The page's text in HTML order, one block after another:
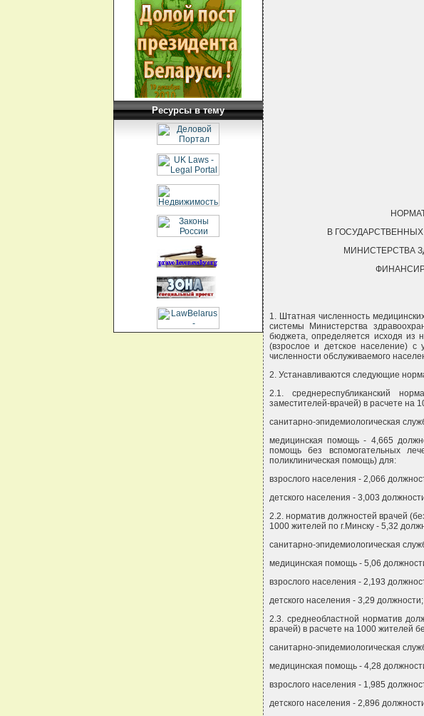
Ресурсы в тему
В
МИНИСТЕРСТВА
1. Штатная численность
системы Министерства
бюджета, определяется исходя из
(взрослое и детское население) с
численности обслуживаемого
2. Устанавливаются следующие
2.1. среднереспубликанский
заместителей-врачей) в расчете на
санитарно-эпидемиологическая
медицинская помощь - 4,665
помощь без вспомогательных
поликлиническая помощь) для:
взрослого населения - 2,066
детского населения - 3,003
2.2. норматив должностей врачей
1000 жителей по г.Минску - 5,32
санитарно-эпидемиологическая
медицинская помощь - 5,06
взрослого населения - 2,193
детского населения - 3,29 должности;
2.3. среднеобластной норматив
врачей) в расчете на 1000 жителей
санитарно-эпидемиологическая
медицинская помощь - 4,28
взрослого населения - 1,985
детского населения - 2,896